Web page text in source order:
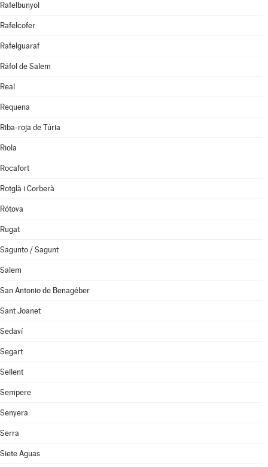
Rafelbunyol
Rafelcofer
Rafelguaraf
Ráfol de Salem
Real
Requena
Riba-roja de Túria
Riola
Rocafort
Rotglà i Corberà
Rótova
Rugat
Sagunto / Sagunt
Salem
San Antonio de Benagéber
Sant Joanet
Sedaví
Segart
Sellent
Sempere
Senyera
Serra
Siete Aguas